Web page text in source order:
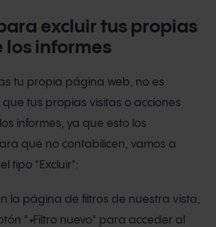
excluir tus propias
los informes
tu propia página web, no es
tus propias visitas o acciones
informes, ya que esto los
que no contabilicen, vamos a
tipo "Excluir":
la página de filtros de nuestra vista,
"+Filtro nuevo" para acceder al